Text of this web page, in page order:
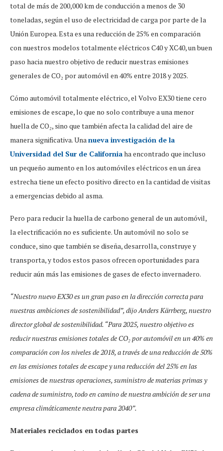
total de más de 200,000 km de conducción a menos de 30
toneladas, según el uso de electricidad de carga por parte de la
Unión Europea. Esta es una reducción de 25% en comparación
con nuestros modelos totalmente eléctricos C40 y XC40, un buen
paso hacia nuestro objetivo de reducir nuestras emisiones
generales de CO₂ por automóvil en 40% entre 2018 y 2025.
Cómo automóvil totalmente eléctrico, el Volvo EX30 tiene cero
emisiones de escape, lo que no solo contribuye a una menor
huella de CO₂, sino que también afecta la calidad del aire de
manera significativa. Una nueva investigación de la
Universidad del Sur de Californiaha encontrado que incluso
un pequeño aumento en los automóviles eléctricos en un área
estrecha tiene un efecto positivo directo en la cantidad de visitas
a emergencias debido al asma.
Pero para reducir la huella de carbono general de un automóvil,
la electrificación no es suficiente. Un automóvil no solo se
conduce, sino que también se diseña, desarrolla, construye y
transporta, y todos estos pasos ofrecen oportunidades para
reducir aún más las emisiones de gases de efecto invernadero.
“Nuestro nuevo EX30 es un gran paso en la dirección correcta para
nuestras ambiciones de sostenibilidad”, dijo Anders Kärrberg, nuestro
director global de sostenibilidad. “Para 2025, nuestro objetivo es
reducir nuestras emisiones totales de CO₂ por automóvil en un 40% en
comparación con los niveles de 2018, a través de una reducción de 50%
en las emisiones totales de escape y una reducción del 25% en las
emisionesde nuestras operaciones, suministro de materias primas y
cadena de suministro, todo en camino de nuestra ambición de ser una
empresa climáticamente neutra para 2040”.
Materiales reciclados en todas partes